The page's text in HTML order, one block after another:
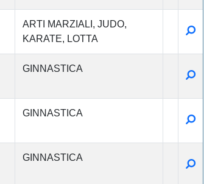
ARTI MARZIALI
JUDO
KARATE
LOTTA
GINNASTICA
GINNASTICA
GINNASTICA